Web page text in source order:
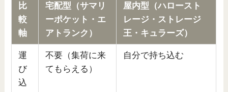
比
較
軸
宅配型（サマリ
ーポケット・エ
アトランク）
屋内型（ハロースト
レージ・ストレージ
王・キュラーズ）
運
び
込
不要（集荷に来
てもらえる）
自分で持ち込む